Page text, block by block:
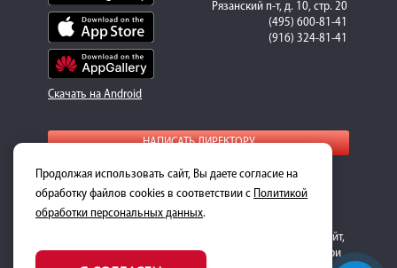
Скачать на Android
Рязанский п-т, д. 10, стр. 20
(495) 600-81-41
(916) 324-81-41
НАПИСАТЬ ДИРЕКТОРУ
Для получения подробной информации о стоимости
ремонта и запасных частей, пожалуйста, обращайтесь к
менеджерам-консультантам.
Обращаем ваше внимание на то, что данный интернет-сайт,
носит исключительно информационный характер и ни при
Продолжая использовать сайт, Вы даете согласие на
обработку файлов cookies в соответствии с Политикой
обработки персональных данных.